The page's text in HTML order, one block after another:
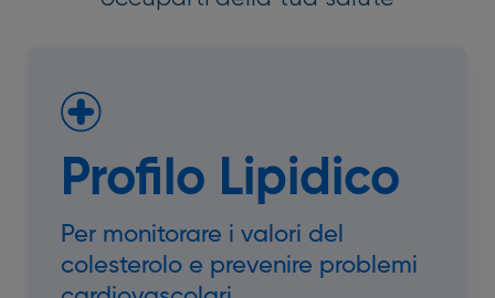
Profilo Lipidico
Per monitorare i valori del
colesterolo e prevenire problemi